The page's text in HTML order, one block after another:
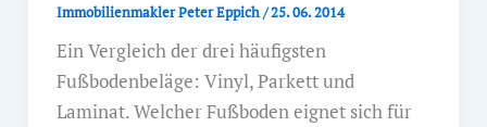
Immobilienmakler Peter Eppich/25. 06. 2014
Ein Vergleich der drei häufigsten
Fußbodenbeläge: Vinyl, Parkett und
Laminat. Welcher Fußboden eignet sich für